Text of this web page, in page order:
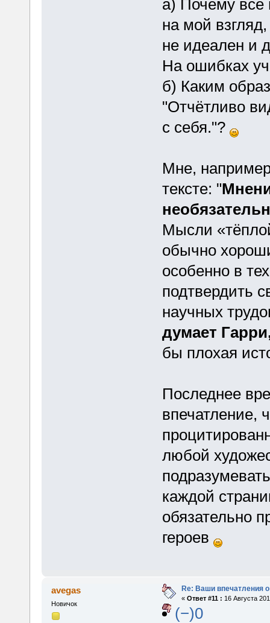
а) Почему всё
на мой
не идеален и
На ошибках
б) Каким
"Отчётливо
с себя."?
Мне,
тексте: "
Мысли
обычно
особенно в
подтвердить
научных
думает
бы плохая
Последнее
впечатление,
любой
каждой
обязательно
героев
avegas
Новичок
Re: Ваши впечатления о
« Ответ #11 : 16 Августа
(−)0